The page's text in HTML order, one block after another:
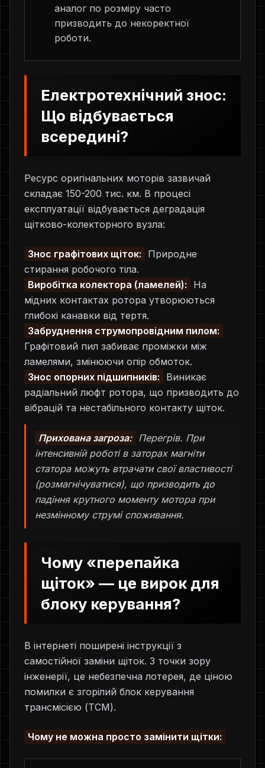
аналог по розміру часто
призводить до некоректної
роботи.
Електротехнічний знос:
Що відбувається
всередині?
Ресурс оригінальних моторів зазвичай
складає 150-200 тис. км. В процесі
експлуатації відбувається деградація
щітково-колекторного вузла:
Знос графітових щіток:
Природне
стирання робочого тіла.
Виробітка колектора (ламелей):
На
мідних контактах ротора утворюються
глибокі канавки від тертя.
Забруднення струмопровідним пилом:
Графітовий пил забиває проміжки між
ламелями, змінюючи опір обмоток.
Знос опорних підшипників:
Виникає
радіальний люфт ротора, що призводить до
вібрацій та нестабільного контакту щіток.
Прихована загроза: Перегрів. При
інтенсивній роботі в заторах магніти
статора можуть втрачати свої властивості
(розмагнічуватися), що призводить до
падіння крутного моменту мотора при
незмінному струмі споживання.
Чому «перепайка
щіток» — це вирок для
блоку керування?
В інтернеті поширені інструкції з
самостійної заміни щіток. З точки зору
інженерії, це небезпечна лотерея, де ціною
помилки є згорілий блок керування
трансмісією (TCM).
Чому не можна просто замінити щітки: